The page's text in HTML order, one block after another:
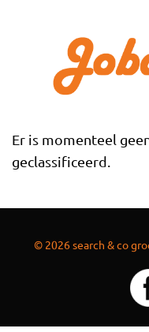
Er is momenteel
geclassificeerd.
© 2026 search & co